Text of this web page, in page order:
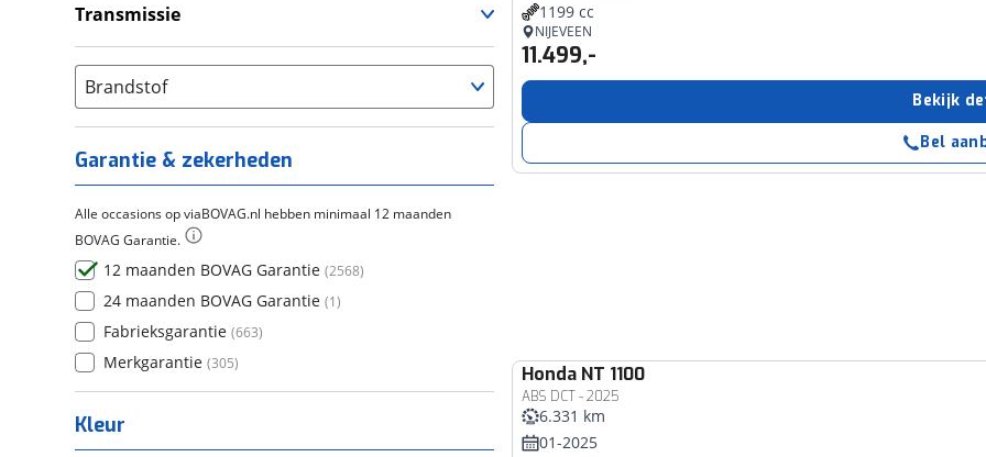
Transmissie
Automatisch (93)
Semi-Automatisch
Brandstof
Garantie & zekerheden
Alle occasions op viaBOVAG.nl hebben minimaal 12 maanden
BOVAG Garantie.
12 maanden BOVAG Garantie (2568)
24 maanden BOVAG Garantie (1)
Fabrieksgarantie (663)
Merkgarantie (305)
Kleur
1199 cc
NIJEVEEN
11.499,-
Bekijk
Bel
Honda NT 1100
ABS DCT - 2025
6.331 km
01-2025